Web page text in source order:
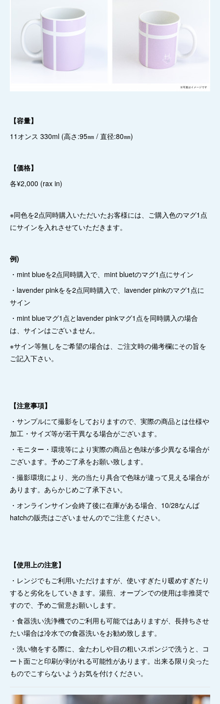
【容量】
11オンス 330ml (高さ:95㎜ / 直径:80㎜)
【価格】
各¥2,000 (rax in)
※同色を2点同時購入いただいたお客様には、ご購入色のマグ1点
にサインを入れさせていただきます。
例)
・mint blueを2点同時購入で、mint bluetのマグ1点にサイン
・lavender pinkをを2点同時購入で、lavender pinkのマグ1点に
サイン
・mint blueマグ1点とlavender pinkマグ1点を同時購入の場合
は、サインはございません。
※サイン等無しをご希望の場合は、ご注文時の備考欄にその旨を
ご記入下さい。
【注意事項】
・サンプルにて撮影をしておりますので、実際の商品とは仕様や
加工・サイズ等が若干異なる場合がございます。
・モニター・環境等により実際の商品と色味が多少異なる場合が
ございます。予めご了承をお願い致します。
・撮影環境により、光の当たり具合で色味が違って見える場合が
あります。あらかじめご了承下さい。
・オンラインサイン会終了後に在庫がある場合、10/28なんば
hatchの販売はございませんのでご注意ください。
【使用上の注意】
・レンジでもご利用いただけますが、使いすぎたり暖めすぎたり
すると劣化をしていきます。湯煎、オーブンでの使用は非推奨で
すので、予めご留意お願いします。
・食器洗い洗浄機でのご利用も可能ではありますが、長持ちさせ
たい場合は冷水での食器洗いをお勧め致します。
・洗い物をする際に、金たわしや目の粗いスポンジで洗うと、コ
ート面ごと印刷が剥がれる可能性があります。出来る限り尖った
ものでこすらないようお気を付けください。